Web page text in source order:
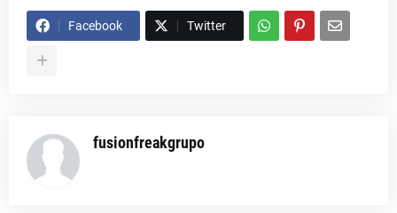
Facebook Twitter
fusionfreakgrupo